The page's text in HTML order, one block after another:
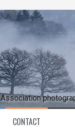
Association
CONTACT